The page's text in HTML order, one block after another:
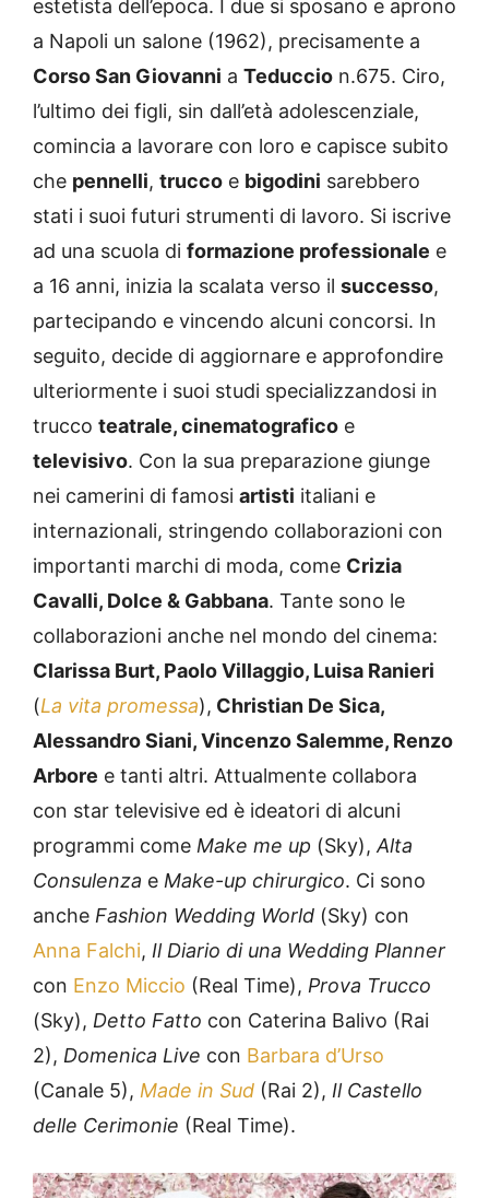
estetista dell’epoca. I due si sposano e aprono
a Napoli un salone (1962), precisamente a
Corso San Giovanni a Teduccio n.675. Ciro,
l’ultimo dei figli, sin dall’età adolescenziale,
comincia a lavorare con loro e capisce subito
che pennelli, trucco e bigodini sarebbero
stati i suoi futuri strumenti di lavoro. Si iscrive
ad una scuola di formazione professionale e
a 16 anni, inizia la scalata verso il successo,
partecipando e vincendo alcuni concorsi. In
seguito, decide di aggiornare e approfondire
ulteriormente i suoi studi specializzandosi in
trucco teatrale, cinematografico e
televisivo. Con la sua preparazione giunge
nei camerini di famosi artisti italiani e
internazionali, stringendo collaborazioni con
importanti marchi di moda, come Crizia
Cavalli, Dolce & Gabbana. Tante sono le
collaborazioni anche nel mondo del cinema:
Clarissa Burt, Paolo Villaggio, Luisa Ranieri
(La vita promessa), Christian De Sica,
Alessandro Siani, Vincenzo Salemme, Renzo
Arbore e tanti altri. Attualmente collabora
con star televisive ed è ideatori di alcuni
programmi come Make me up (Sky), Alta
Consulenza e Make-up chirurgico. Ci sono
anche Fashion Wedding World (Sky) con
Anna Falchi, Il Diario di una Wedding Planner
con Enzo Miccio (Real Time), Prova Trucco
(Sky), Detto Fatto con Caterina Balivo (Rai
2), Domenica Live con Barbara d’Urso
(Canale 5), Made in Sud (Rai 2), Il Castello
delle Cerimonie (Real Time).